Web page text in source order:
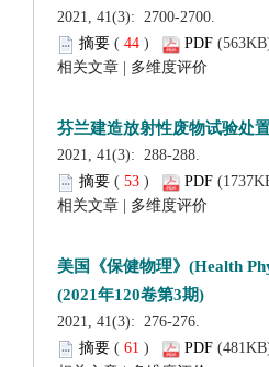
2021, 41(3): 2700-2700.
(
)
2021, 41(3): 288-288.
(
)
2021, 41(3): 276-276.
(
)